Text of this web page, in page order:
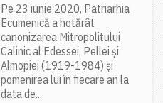
Pe 23 iunie 2020, Patriarhia
Ecumenică a hotărât
canonizarea Mitropolitului
Calinic al Edessei, Pellei și
Almopiei (1919-1984) și
pomenirea lui în fiecare an la
data de...